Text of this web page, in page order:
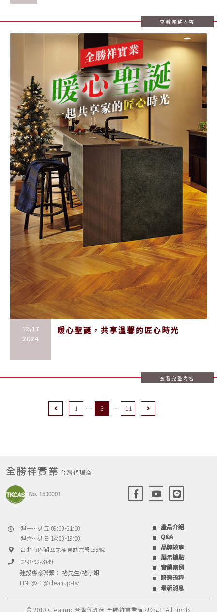
查看完整內容
12/17
2024
暖心聖誕，共享溫馨的匠心時光
查看完整內容
Previous
1 5 11 Next
全勝祥實業 台灣代理商
週一～週五 09:00~21:00
週六～週日 14:00~19:00
台北市內湖區民權東路六段199號
02-8792-3949
建設專案聯繫： 褚先生/褚小姐
LINE@： @cleanup-tw
產品介紹
Q&A
品牌故事
展示據點
實績案例
服務流程
最新消息
© 2018 Cleanup 台灣代理商 全勝祥實業有限公司, All rights